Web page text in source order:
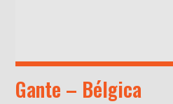
Gante – Bélgica